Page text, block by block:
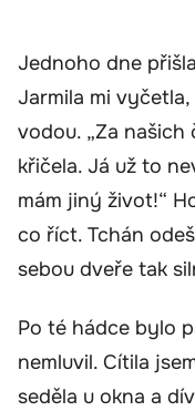
Jednoho dne
Jarmila mi
vodou. „Za našich
křičela. Já už to
mám jiný život!“
co říct. Tchán
sebou dveře tak
Po té hádce bylo
nemluvil. Cítila
seděla u okna a